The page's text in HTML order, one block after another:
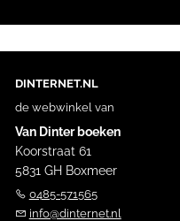
DINTERNET.NL
de webwinkel van
Van Dinter boeken
Koorstraat 61
5831 GH Boxmeer
0485-571565
info@dinternet.nl